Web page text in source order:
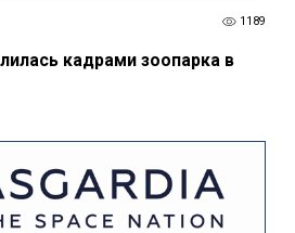
1189
кадрами зоопарка в